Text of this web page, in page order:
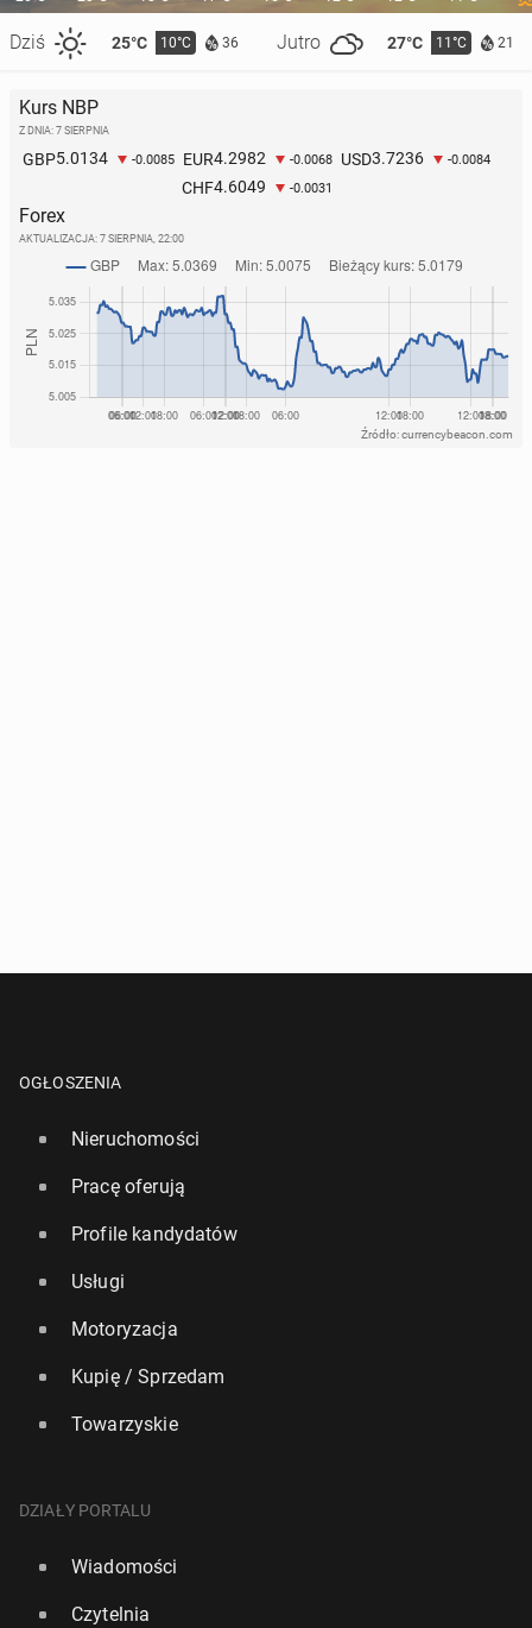
Dziś 25°C 10°C 36 Jutro 27°C 11°C 21
Kurs NBP
Z DNIA: 7 SIERPNIA
GBP5.0134 -0.0085 EUR4.2982 -0.0068 USD3.7236 -0.0084
CHF4.6049 -0.0031
Forex
AKTUALIZACJA: 7 SIERPNIA, 22:00
Źródło: currencybeacon.com
OGŁOSZENIA
Nieruchomości
Pracę oferują
Profile kandydatów
Usługi
Motoryzacja
Kupię / Sprzedam
Towarzyskie
DZIAŁY PORTALU
Wiadomości
Czytelnia